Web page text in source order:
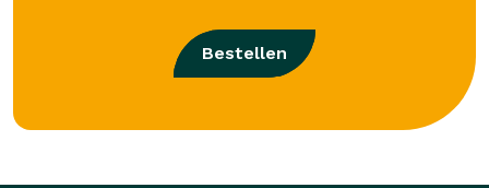
Bestellen